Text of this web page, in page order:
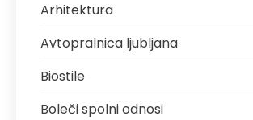
Arhitektura
Avtopralnica ljubljana
Biostile
Boleči spolni odnosi